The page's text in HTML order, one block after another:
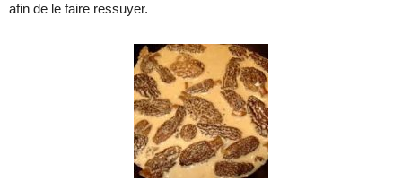
afin de le faire ressuyer.